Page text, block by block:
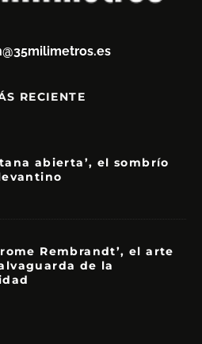
RECIENTE
abierta’, el sombrío
Rembrandt’, el arte
de la